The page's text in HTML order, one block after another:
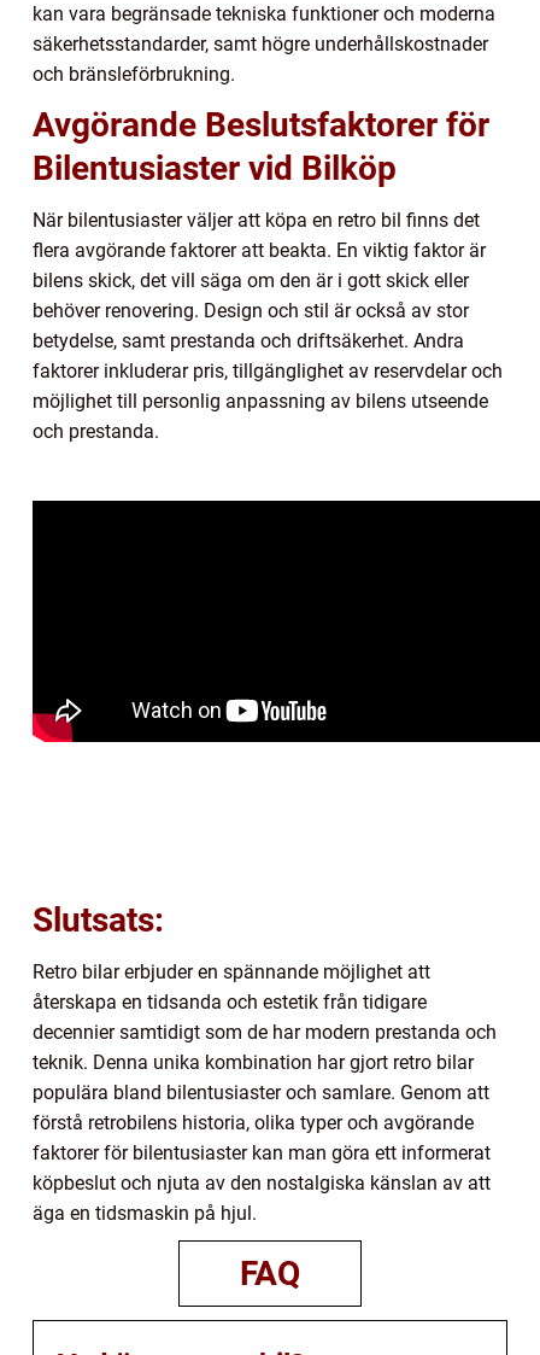
kan vara begränsade tekniska funktioner och moderna
säkerhetsstandarder, samt högre underhållskostnader
och bränsleförbrukning.
Avgörande Beslutsfaktorer för
Bilentusiaster vid Bilköp
När bilentusiaster väljer att köpa en retro bil finns det
flera avgörande faktorer att beakta. En viktig faktor är
bilens skick, det vill säga om den är i gott skick eller
behöver renovering. Design och stil är också av stor
betydelse, samt prestanda och driftsäkerhet. Andra
faktorer inkluderar pris, tillgänglighet av reservdelar och
möjlighet till personlig anpassning av bilens utseende
och prestanda.
Slutsats:
Retro bilar erbjuder en spännande möjlighet att
återskapa en tidsanda och estetik från tidigare
decennier samtidigt som de har modern prestanda och
teknik. Denna unika kombination har gjort retro bilar
populära bland bilentusiaster och samlare. Genom att
förstå retrobilens historia, olika typer och avgörande
faktorer för bilentusiaster kan man göra ett informerat
köpbeslut och njuta av den nostalgiska känslan av att
äga en tidsmaskin på hjul.
FAQ